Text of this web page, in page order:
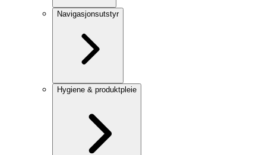
Navigasjonsutstyr
Hygiene & produktpleie